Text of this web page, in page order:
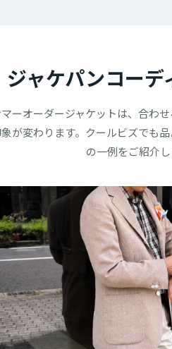
ジャケパンコーデ
ーオーダージャケットは、合わ
が変わります。クールビズでも
の一例をご紹介し